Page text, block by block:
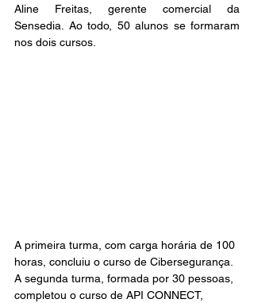
Aline Freitas, gerente comercial da
Sensedia. Ao todo, 50 alunos se formaram
nos dois cursos.
A primeira turma, com carga horária de 100
horas, concluiu o curso de Cibersegurança.
A segunda turma, formada por 30 pessoas,
completou o curso de API CONNECT,